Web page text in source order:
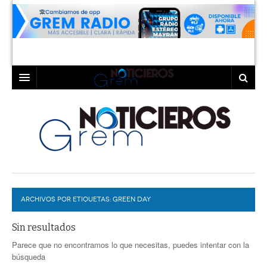
LAGUNA
TORREÓN
GÓMEZ PALACIO
LERDO
COAHUILA
DURANGO
DEPORTES
PROGRAMAS
EXA
COLABORADORES
ARCHIVOS POR ETIQUETAS: GREEN DAY
Sin resultados
Parece que no encontramos lo que necesitas, puedes intentar con la
búsqueda